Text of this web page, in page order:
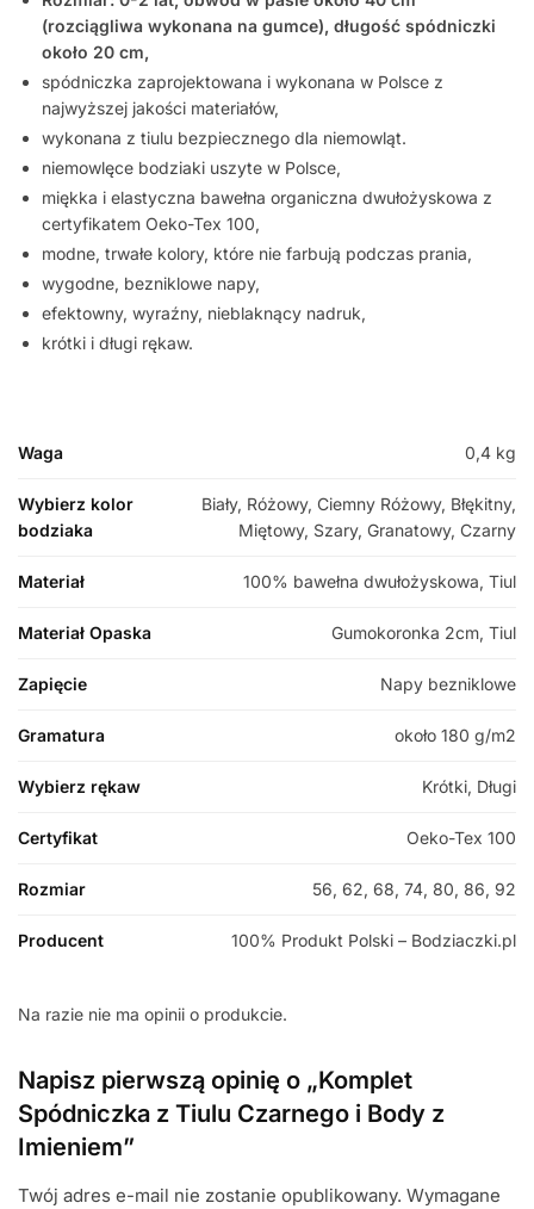
(rozciągliwa wykonana na gumce), długość spódniczki
około 20 cm,
spódniczka zaprojektowana i wykonana w Polsce z
najwyższej jakości materiałów,
wykonana z tiulu bezpiecznego dla niemowląt.
niemowlęce bodziaki uszyte w Polsce,
miękka i elastyczna bawełna organiczna dwułożyskowa z
certyfikatem Oeko-Tex 100,
modne, trwałe kolory, które nie farbują podczas prania,
wygodne, bezniklowe napy,
efektowny, wyraźny, nieblaknący nadruk,
krótki i długi rękaw.
Waga 0,4 kg
Wybierz kolor
bodziaka
Biały, Różowy, Ciemny Różowy, Błękitny,
Miętowy, Szary, Granatowy, Czarny
Materiał 100% bawełna dwułożyskowa, Tiul
Materiał Opaska Gumokoronka 2cm, Tiul
Zapięcie Napy bezniklowe
Gramatura około 180 g/m2
Wybierz rękaw Krótki, Długi
Certyfikat Oeko-Tex 100
Rozmiar 56, 62, 68, 74, 80, 86, 92
Producent 100% Produkt Polski – Bodziaczki.pl
Na razie nie ma opinii o produkcie.
Napisz pierwszą opinię o „Komplet
Spódniczka z Tiulu Czarnego i Body z
Imieniem”
Twój adres e-mail nie zostanie opublikowany. Wymagane